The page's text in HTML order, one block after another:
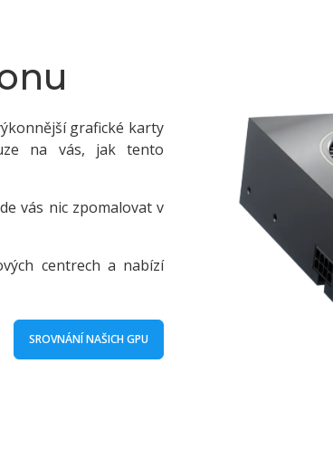
grafické karty
na vás, jak tento
vás nic zpomalovat v
centrech a nabízí
SROVNÁNÍ NAŠICH GPU